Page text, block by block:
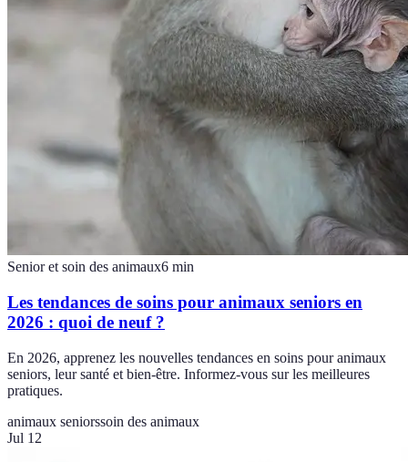
Senior et soin des animaux6 min
Les tendances de soins pour animaux seniors en
2026 : quoi de neuf ?
En 2026, apprenez les nouvelles tendances en soins pour animaux
seniors, leur santé et bien-être. Informez-vous sur les meilleures
pratiques.
animaux seniorssoin des animaux
Jul 12